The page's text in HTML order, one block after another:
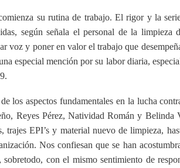
su rutina de trabajo. El rigor y la
según señala el personal de la limpieza
voz y poner en valor el trabajo que
especial mención por su labor diaria,
los aspectos fundamentales en la lucha
Reyes Pérez, Natividad Román y Belinda
EPI’s y material nuevo de limpieza,
Nos confiesan que se han
con el mismo sentimiento de